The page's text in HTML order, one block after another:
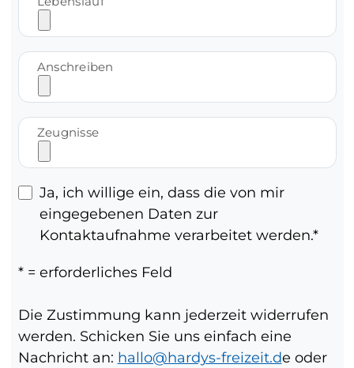
Anschreiben
Zeugnisse
Ja, ich willige ein, dass die von mir
eingegebenen Daten zur
Kontaktaufnahme verarbeitet werden.
* = erforderliches Feld
Die Zustimmung kann jederzeit widerrufen
werden. Schicken Sie uns einfach eine
Nachricht an: hallo@hardys-freizeit.de oder